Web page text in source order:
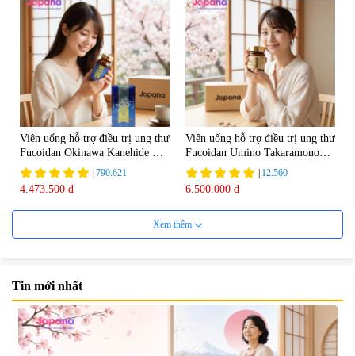
Viên uống hỗ trợ điều trị ung thư
Fucoidan Okinawa Kanehide Bio
EX 323mg - 150 viên
790.621
4.473.500 đ
Viên uống hỗ trợ điều trị ung thư
Fucoidan Umino Takaramono
130 viên - Date 04/2027
12.560
6.500.000 đ
Viên uống hỗ trợ điều trị ung thư
Bột uống nâng cao sức khỏe,
Xem thêm
Tin mới nhất